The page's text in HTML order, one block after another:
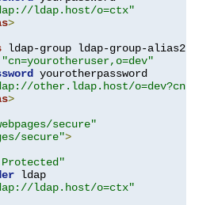
ldap.host/o=ctx"
>
ldap-group ldap-group-alias2
"cn=yourotheruser,o=dev"
yourotherpassword
other.ldap.host/o=dev?cn"
>
secure"
secure">
Protected"
ldap
ldap.host/o=ctx"